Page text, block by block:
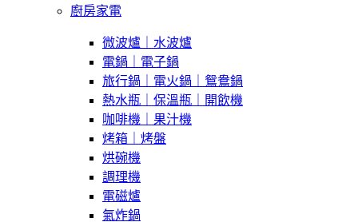
廚房家電
微波爐｜水波爐
電鍋｜電子鍋
旅行鍋｜電火鍋｜鴛鴦鍋
熱水瓶｜保溫瓶｜開飲機
咖啡機｜果汁機
烤箱｜烤盤
烘碗機
調理機
電磁爐
氣炸鍋